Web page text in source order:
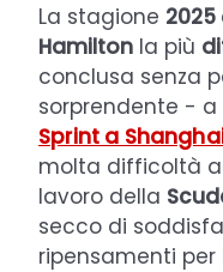
La stagione 2025
Hamilton la più
conclusa senza
sorprendente - a
Sprint a
molta difficoltà
lavoro della
secco di
ripensamenti per